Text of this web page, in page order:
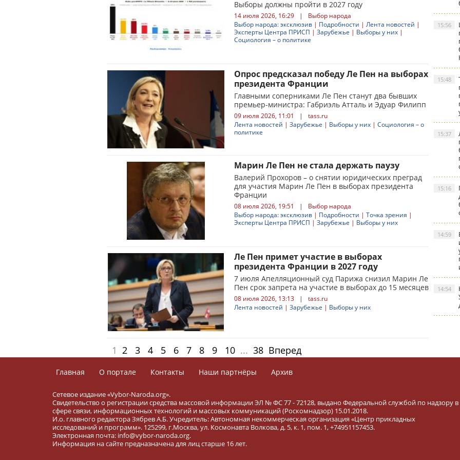
Выборы должны пройти в 2027 году
14 июля 2026, 16:29 |
Выбор народа
Выбор народа: эксклюзив | Подробности | Лента новостей |
Эксперты Центра ПРИСП | Зарубежье | Выборы у них |
Социология – о политике
Опрос предсказал победу Ле Пен на выборах
президента Франции
Главными соперниками Ле Пен станут два бывших
премьер-министра: Габриэль Атталь и Эдуар Филипп
09 июля 2026, 11:01 |
tass.ru
Лента новостей | Зарубежье | Выборы у них | Социология – о
политике
Марин Ле Пен не стала держать паузу
Валерий Прохоров – о снятии юридических преград
для участия Марин Ле Пен в выборах президента
Франции
08 июля 2026, 19:51 |
Выбор народа
Выбор народа: эксклюзив | Подробности | Точка зрения |
Эксперты Центра ПРИСП | Зарубежье | Выборы у них
Ле Пен примет участие в выборах
президента Франции в 2027 году
7 июля Апелляционный суд Парижа снизил Марин Ле
Пен срок запрета на участие в выборах до 15 месяцев
08 июля 2026, 13:13 |
tass.ru
Лента новостей | Зарубежье | Выборы у них
1 2 3 4 5 6 7 8 9 10 ... 38 Вперед
15:56
15:48
15:37
15:16
14:59
14:54
Главная О портале Контакты Наши партнёры Архив
Сетевое издание «Vybor-Naroda.org».
Свидетельство о регистрации средства массовой информации ЭЛ № ФС 77 - 72128, выдано Федеральной службой по надзору в
сфере связи, информационных технологий и массовых коммуникаций (Роскомнадзор) 15.01.2018.
И.о. главного редактора Зябрев А.Б. Учредитель: Автономная некоммерческая организация «Центр прикладных
исследований и программ». 125299, г.Москва, ул. Космонавта Волкова, д. 5, к. 1, пом. 1, +74951157453.
Электронная почта: info@vybor-naroda.org.
Информация на сайте предназначена для лиц старше 16 лет.